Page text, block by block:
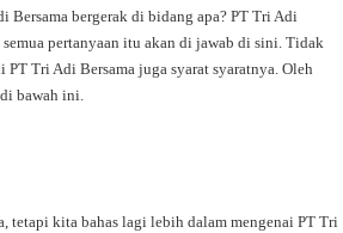
Bersama bergerak di bidang apa? PT Tri Adi
pertanyaan itu akan di jawab di sini. Tidak
Tri Adi Bersama juga syarat syaratnya. Oleh
bawah ini.
tetapi kita bahas lagi lebih dalam mengenai PT Tri